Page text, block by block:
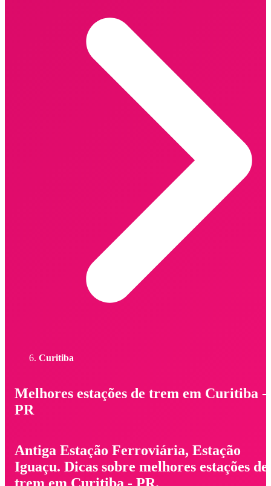
Curitiba
Melhores estações de trem em Curitiba -
PR
Antiga Estação Ferroviária, Estação
Iguaçu. Dicas sobre melhores estações de
trem em Curitiba - PR.